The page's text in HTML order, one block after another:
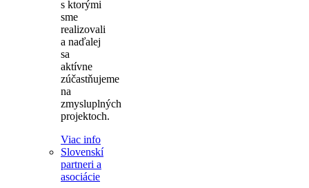
s ktorými
sme
realizovali
a naďalej
sa
aktívne
zúčastňujeme
na
zmysluplných
projektoch.
Viac info
Slovenskí
partneri a
asociácie